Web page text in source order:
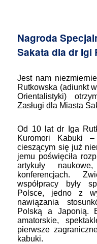
Nagroda
Sakata dla dr Igi
Jest nam
Rutkowska (adiunkt
Orientalistyki)
Zasługi dla Miasta
Od 10 lat dr Iga
Kuromori Kabuki
cieszącym się już
jemu poświęciła
artykuły
konferencjach.
współpracy były
Polsce, jedno z
nawiązania
Polską a Japonią.
amatorskie,
pierwsze
kabuki.